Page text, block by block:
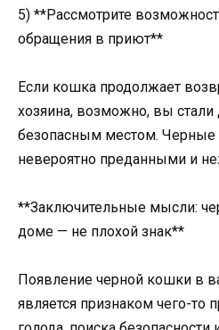
5) **Рассмотрите
обращения в приют**
Если кошка продолжает
хозяина, возможно, вы
безопасным местом. Черные
невероятно преданными и
**Заключительные мысли:
доме — не плохой знак**
Появление черной кошки в
является признаком чего-то